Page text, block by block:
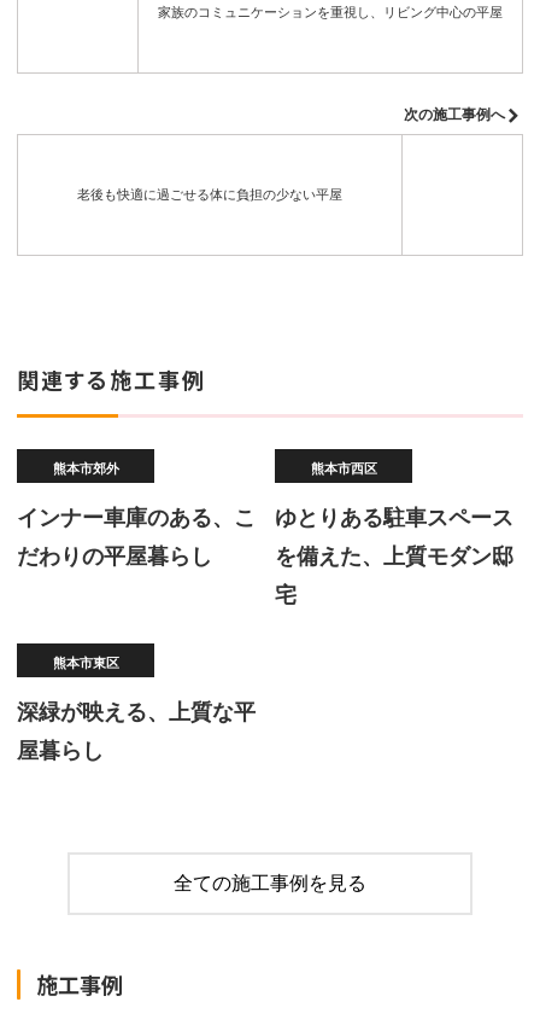
家族のコミュニケーションを重視し、リビング中心の平屋
次の施工事例へ
老後も快適に過ごせる体に負担の少ない平屋
関連する施工事例
熊本市郊外
インナー車庫のある、こ
だわりの平屋暮らし
熊本市西区
ゆとりある駐車スペース
を備えた、上質モダン邸
宅
熊本市東区
深緑が映える、上質な平
屋暮らし
全ての施工事例を見る
施工事例